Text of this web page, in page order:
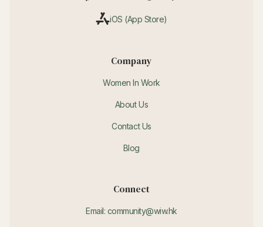
iOS (App Store)
Company
Women In Work
About Us
Contact Us
Blog
Connect
Email: community@wiw.hk